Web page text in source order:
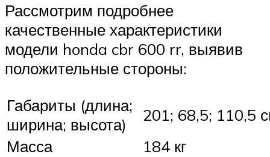
Рассмотрим подробнее
качественные характеристики
модели honda cbr 600 rr, выявив
положительные стороны:
Габариты (длина;
ширина; высота)
201; 68,5; 110,5
Масса
184 кг